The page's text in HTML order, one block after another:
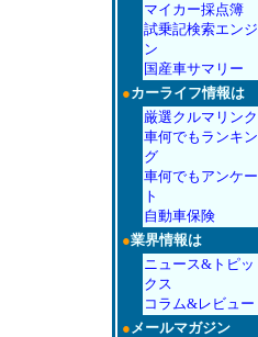
マイカー採点簿
試乗記検索エンジ
ン
国産車サマリー
●カーライフ情報は
厳選クルマリンク
車何でもランキン
グ
車何でもアンケー
ト
自動車保険
●業界情報は
ニュース&トピッ
クス
コラム&レビュー
●メールマガジン